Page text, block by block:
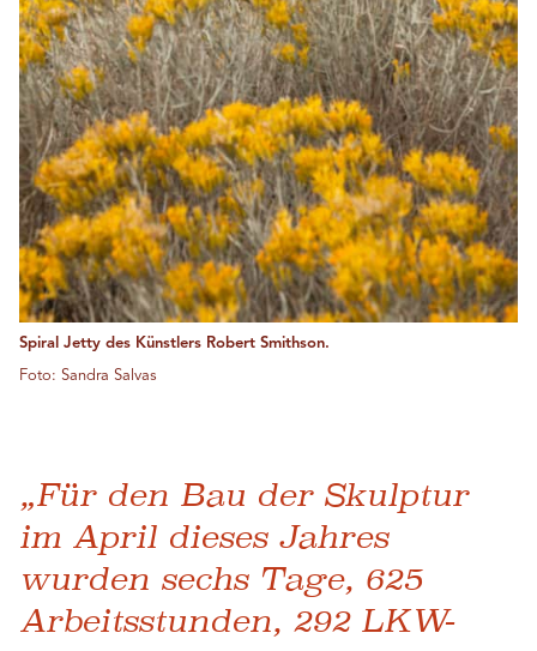
Spiral Jetty des Künstlers Robert Smithson.
Foto: Sandra Salvas
„Für den Bau der Skulptur
im April dieses Jahres
wurden sechs Tage, 625
Arbeitsstunden, 292 LKW-